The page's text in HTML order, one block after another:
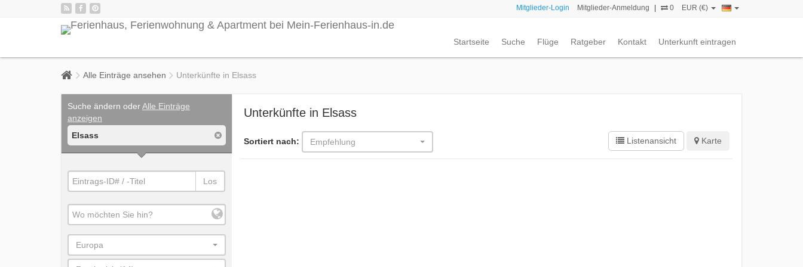
Mitglieder-Login Mitglieder-Anmeldung 0 EUR (€)
Startseite Suche Flüge Ratgeber Kontakt Unterkunft eintragen
Alle Einträge ansehen Unterkünfte in Elsass
Unterkünfte in Elsass
Sortiert nach: Empfehlung Listenansicht Karte
Suche ändern oderAlle Einträge
anzeigen
Elsass
Los
Europa